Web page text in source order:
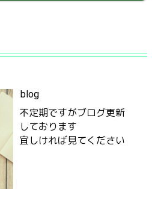
blog
不定期ですがブログ更新
しております
宜しければ見てください